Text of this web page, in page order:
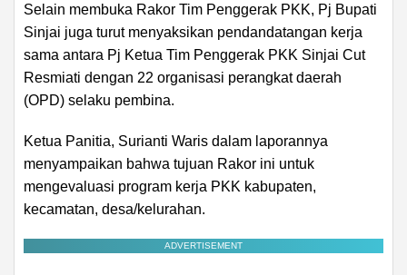
Selain membuka Rakor Tim Penggerak PKK, Pj Bupati
Sinjai juga turut menyaksikan pendandatangan kerja
sama antara Pj Ketua Tim Penggerak PKK Sinjai Cut
Resmiati dengan 22 organisasi perangkat daerah
(OPD) selaku pembina.
Ketua Panitia, Surianti Waris dalam laporannya
menyampaikan bahwa tujuan Rakor ini untuk
mengevaluasi program kerja PKK kabupaten,
kecamatan, desa/kelurahan.
ADVERTISEMENT